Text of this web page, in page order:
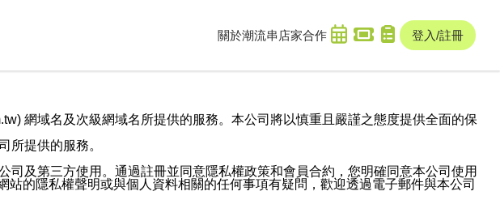
關於潮流串 店家合作 登入/註冊
網域名及次級網域名所提供的服務。本公司將以慎重且嚴謹之態度提供全面的保
所提供的服務。
及第三方使用。通過註冊並同意隱私權政策和會員合約，您明確同意本公司使用
的隱私權聲明或與個人資料相關的任何事項有疑問，歡迎透過電子郵件與本公司